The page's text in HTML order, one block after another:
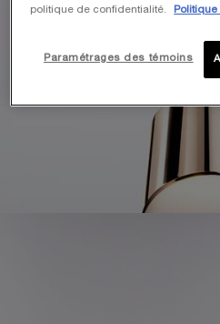
politique de confidentialité.
Paramétrages des témoins